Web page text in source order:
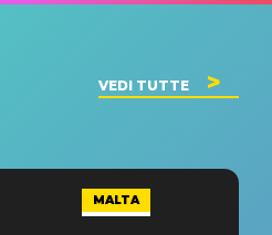
VEDI TUTTE
MALTA